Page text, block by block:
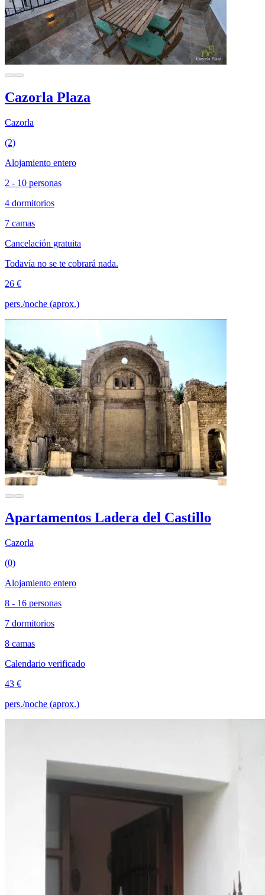
Cazorla Plaza
Cazorla
(2)
Alojamiento entero
2 - 10 personas
4 dormitorios
7 camas
Cancelación gratuita
Todavía no se te cobrará nada.
26 €
pers./noche (aprox.)
Apartamentos Ladera del Castillo
Cazorla
(0)
Alojamiento entero
8 - 16 personas
7 dormitorios
8 camas
Calendario verificado
43 €
pers./noche (aprox.)